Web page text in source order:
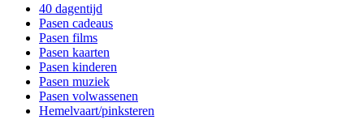
40 dagentijd
Pasen cadeaus
Pasen films
Pasen kaarten
Pasen kinderen
Pasen muziek
Pasen volwassenen
Hemelvaart/pinksteren